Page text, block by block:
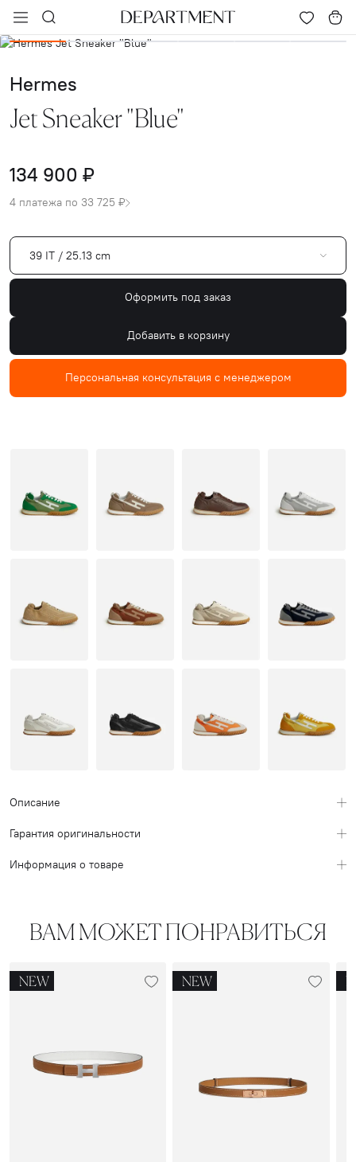
Hermes
Jet Sneaker "Blue"
134 900 ₽
4 платежа по 33 725 ₽
39 IT / 25.13 cm
Оформить под заказ
Добавить в корзину
Персональная консультация с менеджером
Описание
Гарантия оригинальности
Информация о товаре
ВАМ МОЖЕТ ПОНРАВИТЬСЯ
NEW NEW